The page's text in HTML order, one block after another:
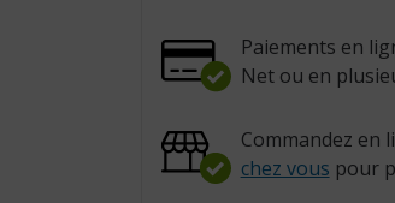
Paiements en
Net ou en
Commandez en
chez vous pour